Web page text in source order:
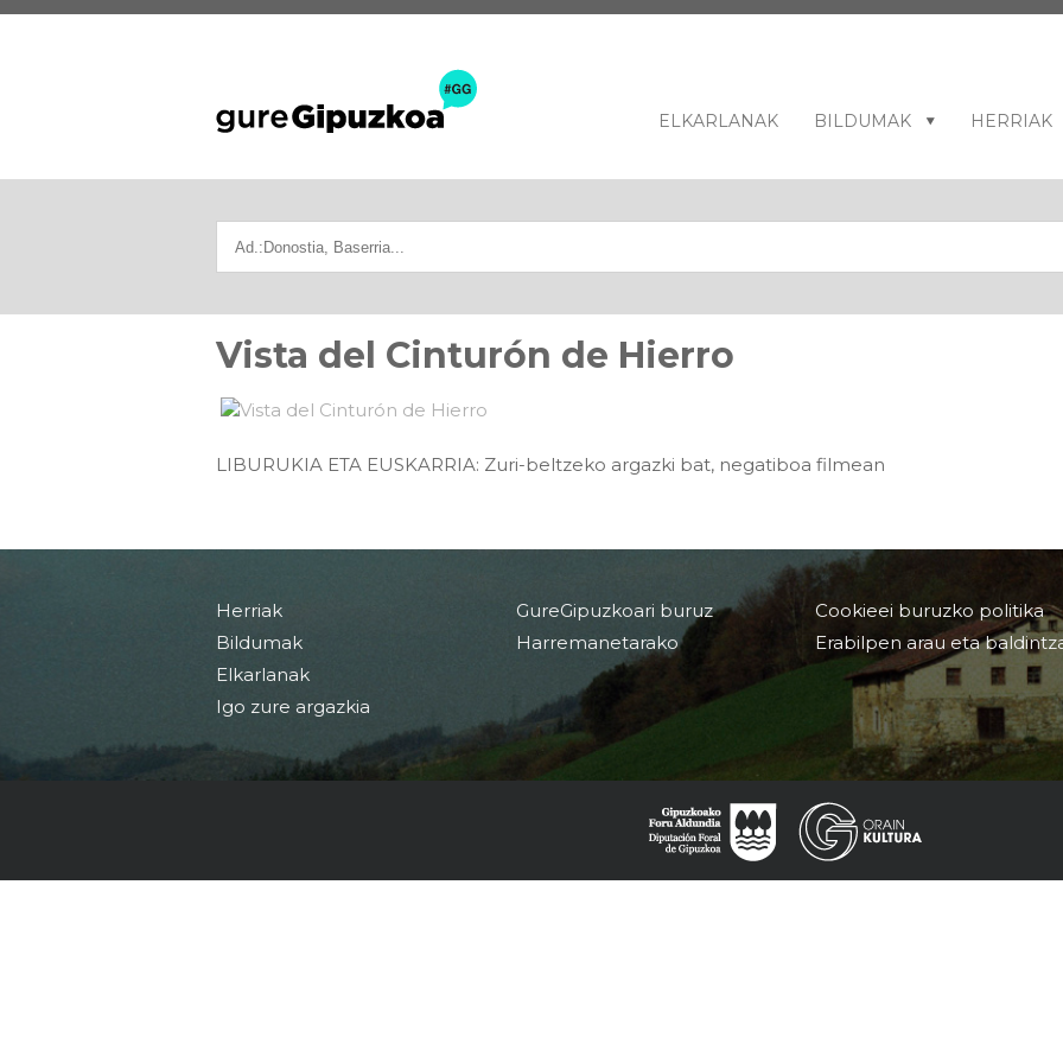
ELKARLANAK BILDUMAK HERRIAK
Vista del Cinturón de Hierro
LIBURUKIA ETA EUSKARRIA: Zuri-beltzeko argazki bat, negatiboa filmean
Herriak
Bildumak
Elkarlanak
Igo zure argazkia
GureGipuzkoari buruz
Harremanetarako
Cookieei buruzko politika
Erabilpen arau eta